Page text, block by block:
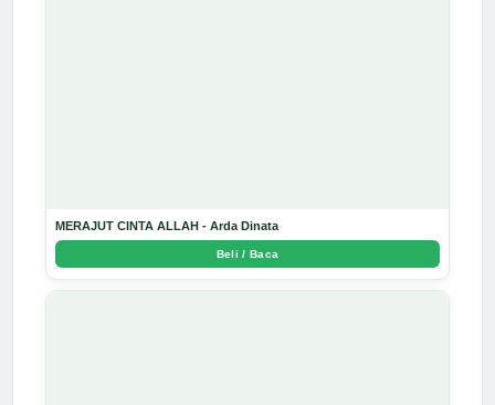
MERAJUT CINTA ALLAH - Arda Dinata
Beli / Baca